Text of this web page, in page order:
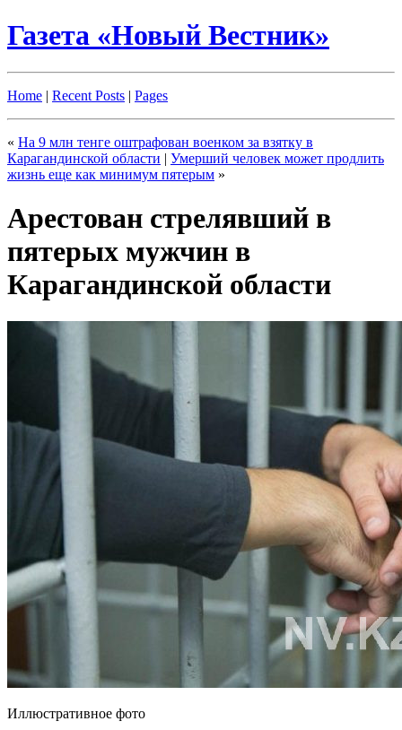
Газета «Новый Вестник»
Home | Recent Posts | Pages
« На 9 млн тенге оштрафован военком за взятку в
Карагандинской области | Умерший человек может продлить
жизнь еще как минимум пятерым »
Арестован стрелявший в
пятерых мужчин в
Карагандинской области
Иллюстративное фото